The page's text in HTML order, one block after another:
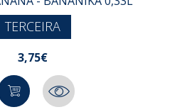
TERCEIRA
3,75€